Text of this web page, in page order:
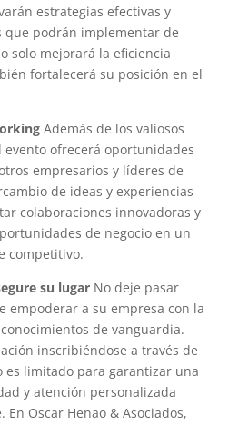
estrategias efectivas y
que podrán implementar de
solo mejorará la eficiencia
fortalecerá su posición en el
Además de los valiosos
evento ofrecerá oportunidades
empresarios y líderes de
de ideas y experiencias
colaboraciones innovadoras y
de negocio en un
competitivo.
su lugarNo deje pasar
empoderar a su empresa con la
de vanguardia.
inscribiéndose a través de
es limitado para garantizar una
y atención personalizada
En Oscar Henao & Asociados,